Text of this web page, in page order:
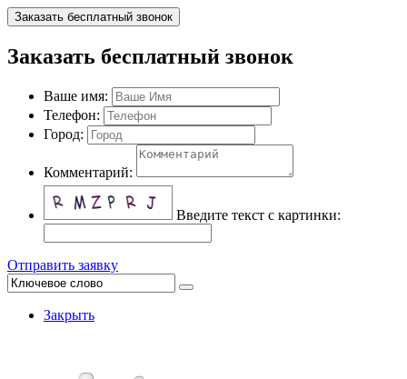
Заказать бесплатный звонок
Заказать бесплатный звонок
Ваше имя:
Телефон:
Город:
Комментарий:
Введите текст с картинки:
Отправить заявку
Закрыть